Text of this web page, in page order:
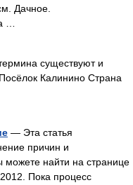
Дачное.
…
существуют и
Калинино Страна
— Эта статья
причин и
можете найти на странице
Пока процесс